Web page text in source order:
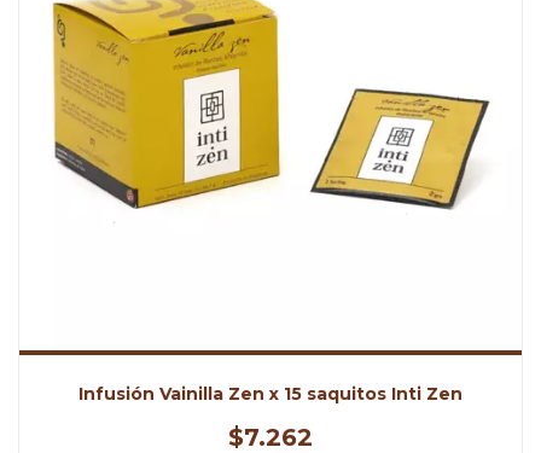
Infusión Vainilla Zen x 15 saquitos Inti Zen
$7.262